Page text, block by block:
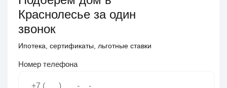
Краснолесье за один
звонок
Ипотека, сертификаты, льготные ставки
Номер телефона